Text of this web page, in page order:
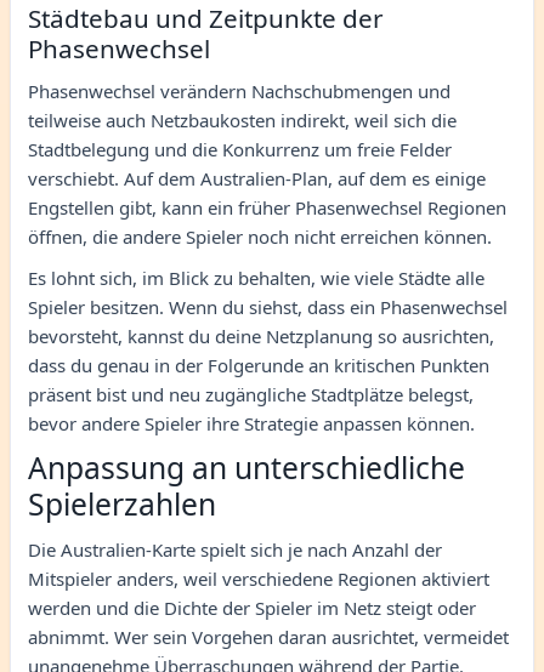
Städtebau und Zeitpunkte der
Phasenwechsel
Phasenwechsel verändern Nachschubmengen und
teilweise auch Netzbaukosten indirekt, weil sich die
Stadtbelegung und die Konkurrenz um freie Felder
verschiebt. Auf dem Australien-Plan, auf dem es einige
Engstellen gibt, kann ein früher Phasenwechsel Regionen
öffnen, die andere Spieler noch nicht erreichen können.
Es lohnt sich, im Blick zu behalten, wie viele Städte alle
Spieler besitzen. Wenn du siehst, dass ein Phasenwechsel
bevorsteht, kannst du deine Netzplanung so ausrichten,
dass du genau in der Folgerunde an kritischen Punkten
präsent bist und neu zugängliche Stadtplätze belegst,
bevor andere Spieler ihre Strategie anpassen können.
Anpassung an unterschiedliche
Spielerzahlen
Die Australien-Karte spielt sich je nach Anzahl der
Mitspieler anders, weil verschiedene Regionen aktiviert
werden und die Dichte der Spieler im Netz steigt oder
abnimmt. Wer sein Vorgehen daran ausrichtet, vermeidet
unangenehme Überraschungen während der Partie.